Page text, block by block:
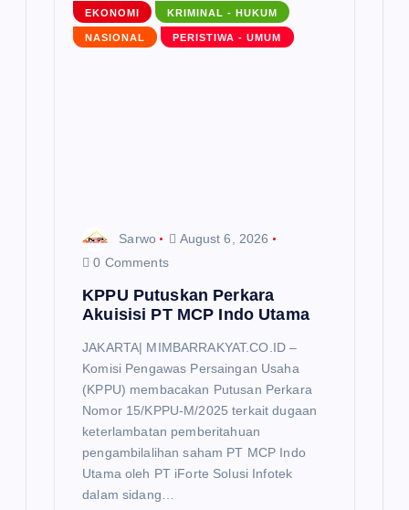
EKONOMI KRIMINAL - HUKUM
NASIONAL PERISTIWA - UMUM
Sarwo
August 6, 2026
0 Comments
KPPU Putuskan Perkara
Akuisisi PT MCP Indo Utama
JAKARTA| MIMBARRAKYAT.CO.ID –
Komisi Pengawas Persaingan Usaha
(KPPU) membacakan Putusan Perkara
Nomor 15/KPPU-M/2025 terkait dugaan
keterlambatan pemberitahuan
pengambilalihan saham PT MCP Indo
Utama oleh PT iForte Solusi Infotek
dalam sidang…